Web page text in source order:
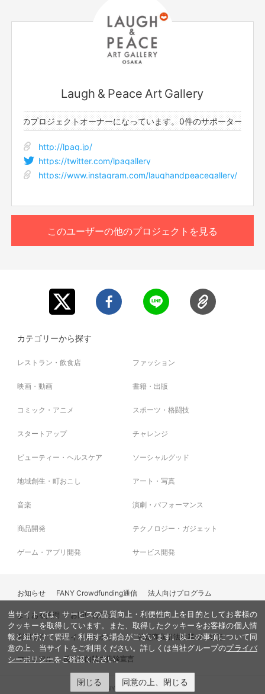
Laugh & Peace Art Gallery
件のプロジェクトオーナーになっています。0件のサポーターと2件
http://lpag.jp/
https://twitter.com/lpagallery
https://www.instagram.com/laughandpeacegallery/
このユーザーの他のプロジェクトを見る
カテゴリーから探す
レストラン・飲食店 ファッション
映画・動画 書籍・出版
コミック・アニメ スポーツ・格闘技
スタートアップ チャレンジ
ビューティー・ヘルスケア ソーシャルグッド
地域創生・町おこし アート・写真
音楽 演劇・パフォーマンス
商品開発 テクノロジー・ガジェット
ゲーム・アプリ開発 サービス開発
お知らせ FANY Crowdfunding通信 法人向けプログラム
よくある質問 お問い合わせ
利用規約 プライバシーポリシー 特定商取引法に基づく表記
マニュアル 反社会的勢力排除宣言
© FANY, All Rights Reserved.
当サイトでは、サービスの品質向上・利便性向上を目的としてお客様の
クッキーを取得しています。また、取得したクッキーをお客様の個人情
報と紐付けて管理・利用する場合がございます。以上の事項について同
意の上、当サイトをご利用ください。詳しくは当社グループのプライバ
シーポリシーをご確認ください。
閉じる 同意の上、閉じる